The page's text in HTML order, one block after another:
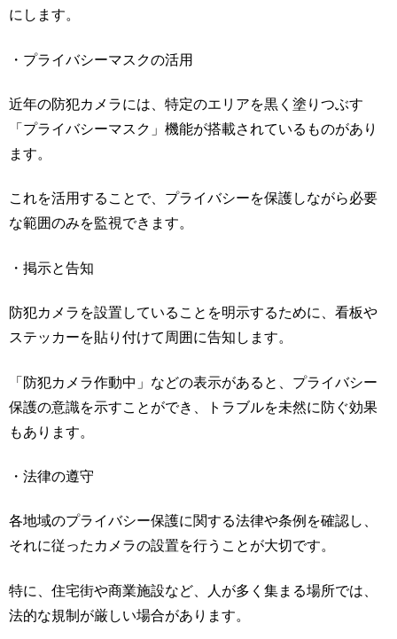
にします。
・プライバシーマスクの活用
近年の防犯カメラには、特定のエリアを黒く塗りつぶす
「プライバシーマスク」機能が搭載されているものがあり
ます。
これを活用することで、プライバシーを保護しながら必要
な範囲のみを監視できます。
・掲示と告知
防犯カメラを設置していることを明示するために、看板や
ステッカーを貼り付けて周囲に告知します。
「防犯カメラ作動中」などの表示があると、プライバシー
保護の意識を示すことができ、トラブルを未然に防ぐ効果
もあります。
・法律の遵守
各地域のプライバシー保護に関する法律や条例を確認し、
それに従ったカメラの設置を行うことが大切です。
特に、住宅街や商業施設など、人が多く集まる場所では、
法的な規制が厳しい場合があります。